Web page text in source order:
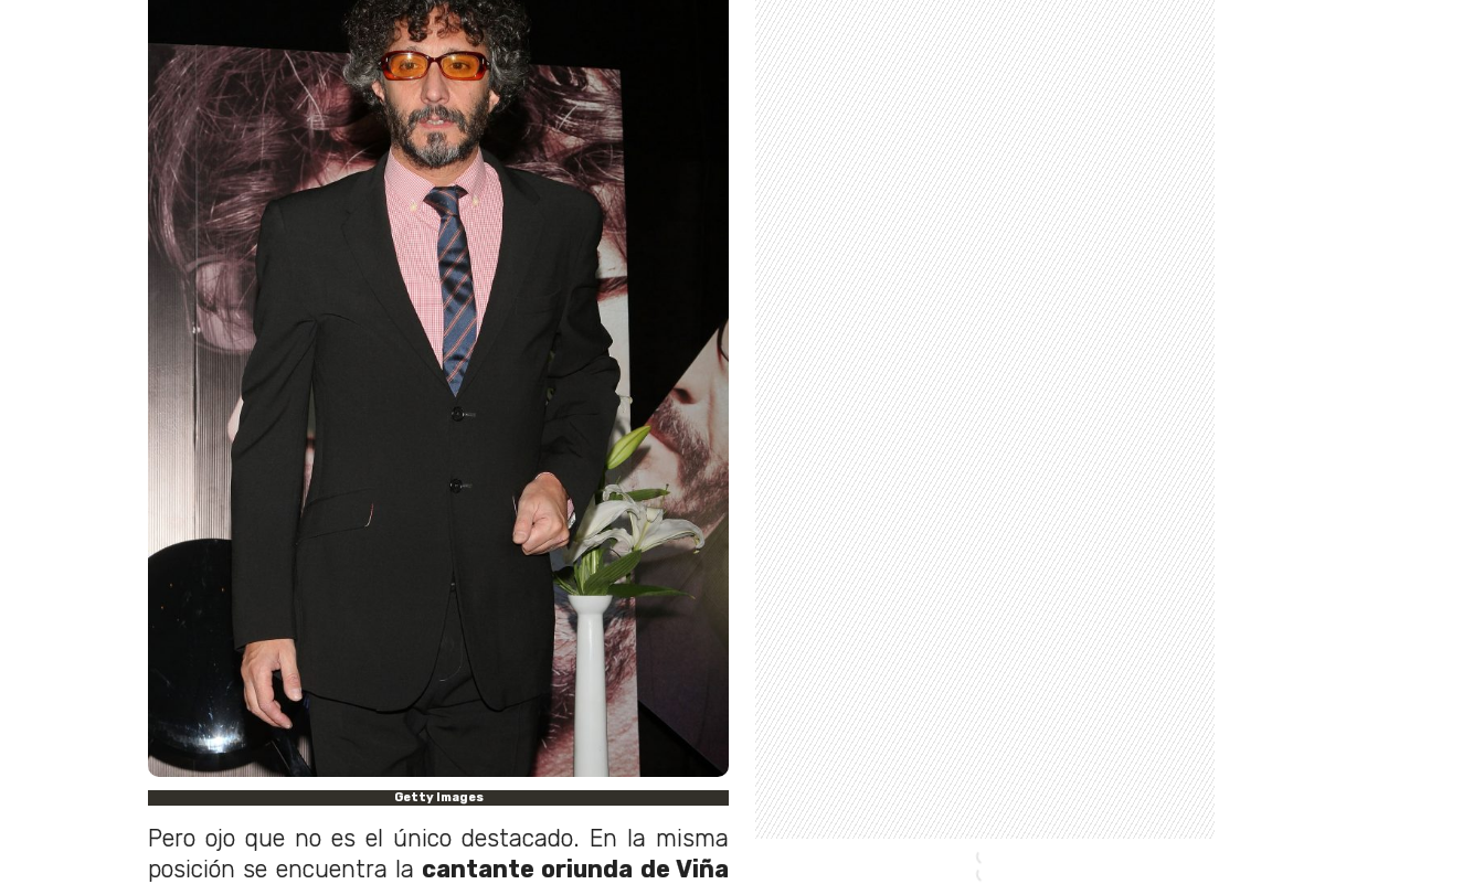
Getty Images
Pero ojo que no es el único destacado. En la misma
posición se encuentra la cantante oriunda de Viña